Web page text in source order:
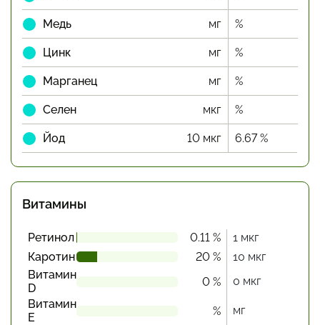
Медь мг %
Цинк мг %
Марганец мг %
Селен мкг %
Йод 10 мкг 6.67 %
Витамины
Ретинол 0.11 %
1 мкг
Каротин
20 %
10 мкг
Витамин
D
0 %
0 мкг
Витамин
Е
%
мг